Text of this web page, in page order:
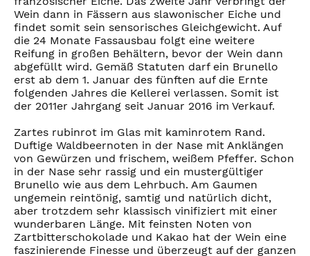
Wein dann in Fässern aus slawonischer Eiche und
findet somit sein sensorisches Gleichgewicht. Auf
die 24 Monate Fassausbau folgt eine weitere
Reifung in großen Behältern, bevor der Wein dann
abgefüllt wird. Gemäß Statuten darf ein Brunello
erst ab dem 1. Januar des fünften auf die Ernte
folgenden Jahres die Kellerei verlassen. Somit ist
der 2011er Jahrgang seit Januar 2016 im Verkauf.
Zartes rubinrot im Glas mit kaminrotem Rand.
Duftige Waldbeernoten in der Nase mit Anklängen
von Gewürzen und frischem, weißem Pfeffer. Schon
in der Nase sehr rassig und ein mustergültiger
Brunello wie aus dem Lehrbuch. Am Gaumen
ungemein reintönig, samtig und natürlich dicht,
aber trotzdem sehr klassisch vinifiziert mit einer
wunderbaren Länge. Mit feinsten Noten von
Zartbitterschokolade und Kakao hat der Wein eine
faszinierende Finesse und überzeugt auf der ganzen